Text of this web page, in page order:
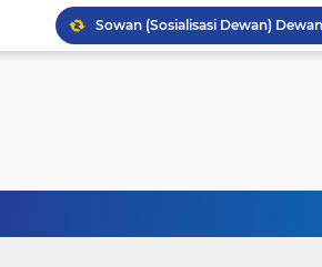
PDIP Kabupaten Malang